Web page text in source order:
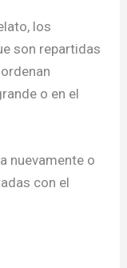
los
son repartidas
o en el
nuevamente o
con el